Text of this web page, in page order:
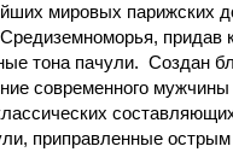
мировых парижских
придав
тона пачули. Создан
современного
приправленные